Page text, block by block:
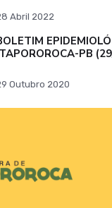
Abril 2022
PB
Outubro 2020